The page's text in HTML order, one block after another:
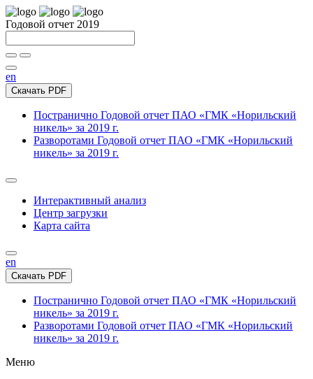
Годовой отчет 2019
en
Скачать PDF
Постранично Годовой отчет ПАО «ГМК «Норильский
никель» за 2019 г.
Разворотами Годовой отчет ПАО «ГМК «Норильский
никель» за 2019 г.
Интерактивный анализ
Центр загрузки
Карта сайта
en
Скачать PDF
Постранично Годовой отчет ПАО «ГМК «Норильский
никель» за 2019 г.
Разворотами Годовой отчет ПАО «ГМК «Норильский
никель» за 2019 г.
Меню